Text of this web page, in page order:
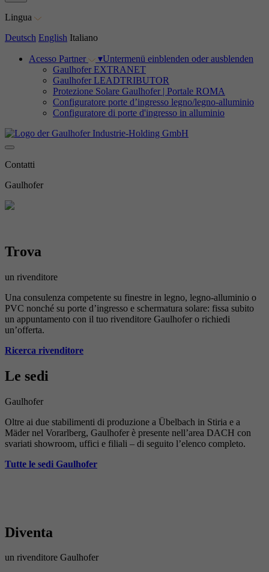
Lingua
Deutsch English Italiano
Acesso Partner ▾Untermenü einblenden oder ausblenden
Gaulhofer EXTRANET
Gaulhofer LEADTRIBUTOR
Protezione Solare Gaulhofer | Portale ROMA
Configuratore porte d’ingresso legno/legno-alluminio
Configuratore di porte d'ingresso in alluminio
Contatti
Gaulhofer
Trova
un rivenditore
Una consulenza competente su finestre in legno, legno-alluminio o
PVC nonché su porte d’ingresso e schermatura solare: fissa subito
un appuntamento con il tuo rivenditore Gaulhofer o richiedi
un’offerta.
Ricerca rivenditore
Le sedi
Gaulhofer
Oltre ai due stabilimenti di produzione a Übelbach in Stiria e a
Mäder nel Vorarlberg, Gaulhofer è presente nell’area DACH con
svariati showroom, uffici e filiali – di seguito l’elenco completo.
Tutte le sedi Gaulhofer
Diventa
un rivenditore Gaulhofer